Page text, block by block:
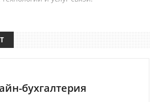
бухгалтерия